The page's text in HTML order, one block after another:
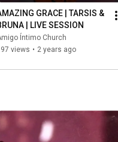
GRACE | TARSIS &
| LIVE SESSION
Íntimo Church
views • 2 years ago